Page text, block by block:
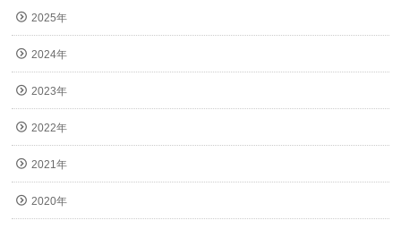
2025年
2024年
2023年
2022年
2021年
2020年